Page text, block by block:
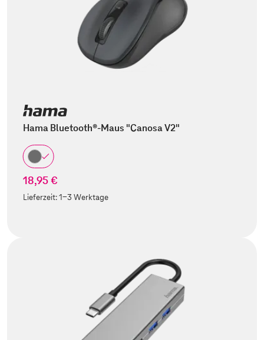
Hama Bluetooth®-Maus "Canosa V2"
18,95 €
Lieferzeit:1-3 Werktage